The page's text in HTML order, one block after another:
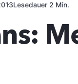
Lesedauer 2 Min.